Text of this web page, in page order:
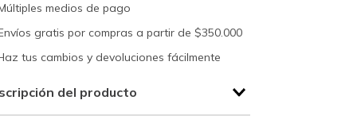
medios de pago
gratis por compras a partir de $350.000
tus cambios y devoluciones fácilmente
del producto